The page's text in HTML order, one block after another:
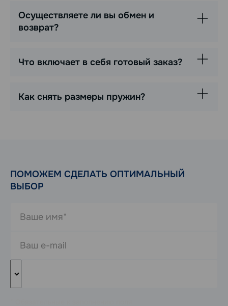
Осуществляете ли вы обмен и
возврат?
Что включает в себя готовый заказ?
Как снять размеры пружин?
ПОМОЖЕМ СДЕЛАТЬ ОПТИМАЛЬНЫЙ
ВЫБОР